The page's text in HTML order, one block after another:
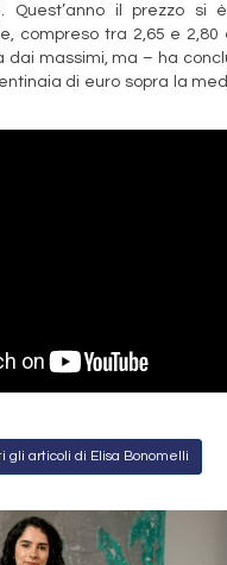
Quest’anno il prezzo si
compreso tra 2,65 e 2,80
dai massimi, ma – ha
di euro sopra la
gli articoli di Elisa Bonomelli